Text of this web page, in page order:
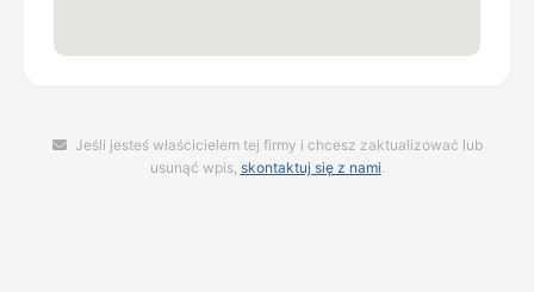
Jeśli jesteś właścicielem tej firmy i chcesz zaktualizować lub
usunąć wpis, skontaktuj się z nami.